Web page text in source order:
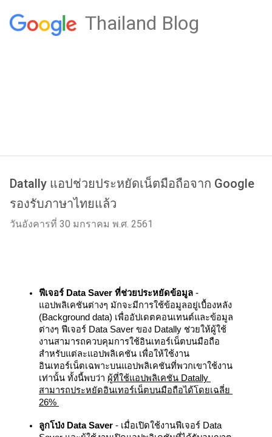
Thailand Blog
Datally แอปช่วยประหยัดเน็ตมือถือจาก Google
รองรับภาษาไทยแล้ว
วันอังคารที่ 30 มกราคม พ.ศ. 2561
ฟีเจอร์ Data Saver ที่ช่วยประหยัดข้อมูล -
แอปพลิเคชันต่างๆ มักจะมีการใช้ข้อมูลอยู่เบื้องหลัง
(Background data) เพื่ออัปเดตคอนเทนต์และข้อมูล
ต่างๆ ฟีเจอร์ Data Saver ของ Datally ช่วยให้ผู้ใช้
งานสามารถควบคุมการใช้อินเทอร์เน็ตบนมือถือ
สำหรับแต่ละแอปพลิเคชัน เพื่อให้ใช้งาน
อินเทอร์เน็ตเฉพาะบนแอปพลิเคชันที่พวกเขาใช้งาน
เท่านั้น ทั้งนี้พบว่า ผู้ที่ใช้แอปพลิเคชัน Datally
สามารถประหยัดอินเทอร์เน็ตบนมือถือได้โดยเฉลี่ย
26%
ลูกโป่ง Data Saver - เมื่อเปิดใช้งานฟีเจอร์ Data